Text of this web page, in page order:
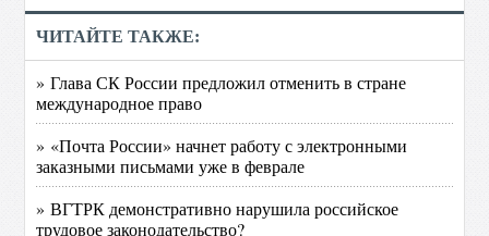
ЧИТАЙТЕ ТАКЖЕ:
» Глава СК России предложил отменить в стране
международное право
» «Почта России» начнет работу с электронными
заказными письмами уже в феврале
» ВГТРК демонстративно нарушила российское
трудовое законодательство?